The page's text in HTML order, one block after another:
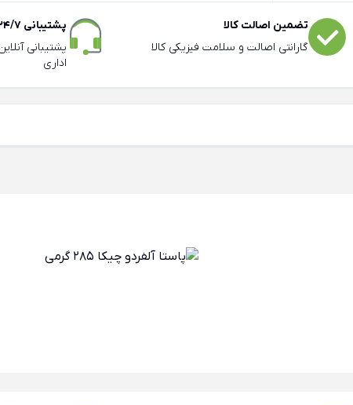
تضمین اصالت کالا
گارانتی اصالت و سلامت فیزیکی کالا
پشتیبانی 24/7
اداری